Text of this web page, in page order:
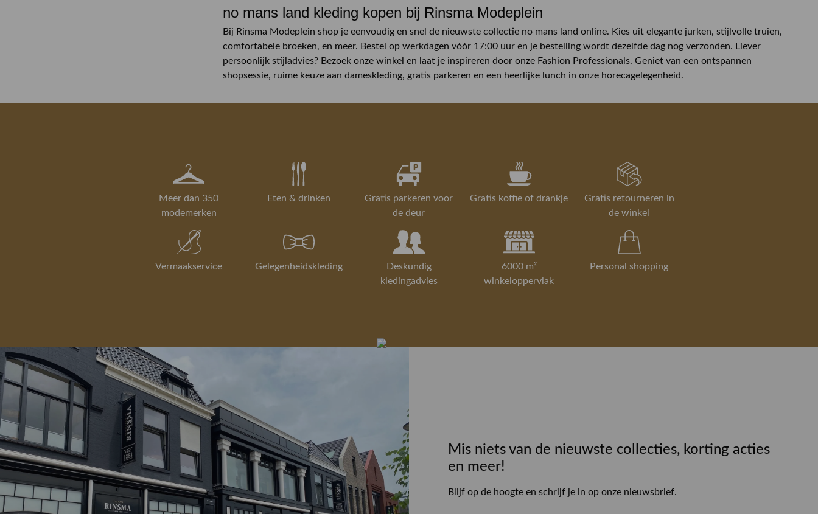
no mans land kleding kopen bij Rinsma Modeplein
Bij Rinsma Modeplein shop je eenvoudig en snel de nieuwste collectie no mans land online. Kies uit elegante jurken, stijlvolle truien,
comfortabele broeken, en meer. Bestel op werkdagen vóór 17:00 uur en je bestelling wordt dezelfde dag nog verzonden. Liever
persoonlijk stijladvies? Bezoek onze winkel en laat je inspireren door onze Fashion Professionals. Geniet van een ontspannen
shopsessie, ruime keuze aan dameskleding, gratis parkeren en een heerlijke lunch in onze horecagelegenheid.
Meer dan 350
modemerken
Eten & drinken
Gratis parkeren voor
de deur
Gratis koffie of drankje
Gratis retourneren in
de winkel
Vermaakservice Gelegenheidskleding
Deskundig
kledingadvies
6000 m²
winkeloppervlak
Personal shopping
Mis niets van de nieuwste collecties, korting acties
en meer!
Blijf op de hoogte en schrijf je in op onze nieuwsbrief.